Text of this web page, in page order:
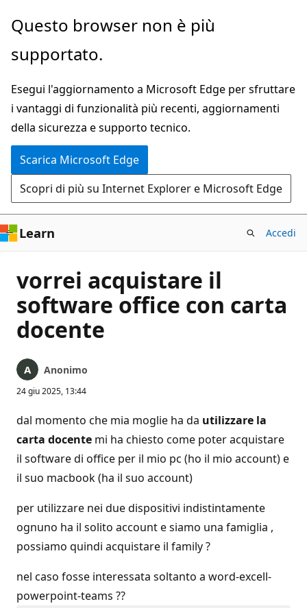
Ignora
passa
contenuto
principale
Questo browser non è più
supportato.
Esegui l'aggiornamento a Microsoft Edge per sfruttare
i vantaggi di funzionalità più recenti, aggiornamenti
della sicurezza e supporto tecnico.
Scarica Microsoft Edge
Scopri di più su Internet Explorer e Microsoft Edge
Learn Accedi
vorrei acquistare il
software office con carta
docente
Anonimo
24 giu 2025, 13:44
dal momento che mia moglie ha da utilizzare la
carta docente mi ha chiesto come poter acquistare
il software di office per il mio pc (ho il mio account) e
il suo macbook (ha il suo account)
per utilizzare nei due dispositivi indistintamente
ognuno ha il solito account e siamo una famiglia ,
possiamo quindi acquistare il family ?
nel caso fosse interessata soltanto a word-excell-
powerpoint-teams ??